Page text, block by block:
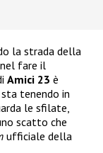
la strada della
fare il
Amici 23 è
sta tenendo in
le sfilate,
scatto che
ufficiale della